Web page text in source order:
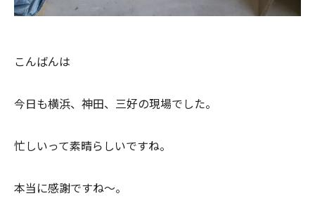
こんばんは
今日も横浜、神田、三好の現場でした。
忙しいって素晴らしいですね。
本当に感謝ですね～。